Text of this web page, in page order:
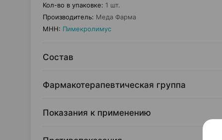
Кол-во в упаковке: 1 шт.
Производитель: Меда Фарма
МНН: Пимекролимус
Состав
Фармакотерапевтическая группа
Показания к применению